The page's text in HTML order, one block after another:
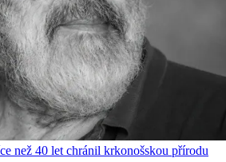
než 40 let chránil krkonošskou přírodu